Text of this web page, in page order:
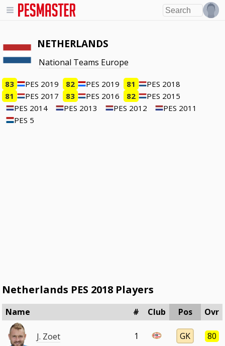
NETHERLANDS
National Teams Europe
83 PES 2019 82 PES 2019 81
PES 2018
81
PES 2017 83 PES 2016 82
PES 2015
PES 2014
PES 2013 PES 2012
PES 2011
PES 5
Netherlands PES 2018 Players
Name # Club Pos Ovr
J. Zoet 1 GK 80